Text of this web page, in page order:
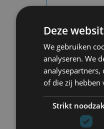
Deze
We gebruiken
analyseren. We
of die zij
Strikt